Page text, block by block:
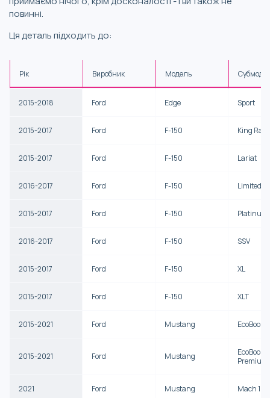
повинні.
Ця деталь підходить до:
Рік Виробник Модель
2015-2018 Ford Edge Sport
2015-2017 Ford F-150 King
2015-2017 Ford F-150 Lariat
2016-2017 Ford F-150 Limited
2015-2017 Ford F-150 Platinum
2016-2017 Ford F-150 SSV
2015-2017 Ford F-150 XL
2015-2017 Ford F-150 XLT
2015-2021 Ford Mustang EcoBoost
2015-2021 Ford Mustang
EcoBoost
Premium
2021 Ford Mustang Mach 1